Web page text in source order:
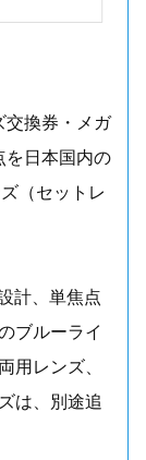
交換券・メガ
を日本国内の
（セットレ
計、単焦点
ブルーライ
用レンズ、
は、別途追